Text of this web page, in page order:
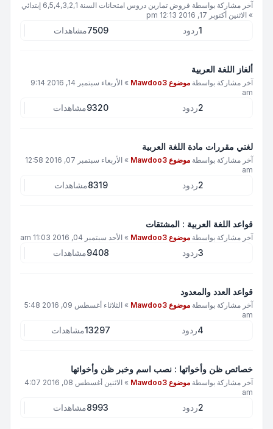
آخر مشاركة بواسطة فروض تمارين دروس امتحانات السنة 6,5,4,3,2,1 إبتدائي
» الاثنين أكتوبر 17, 2016 12:13 pm
1ردود 7509مشاهدات
ألغاز اللغة العربية
آخر مشاركة بواسطة موضوع Mawdoo3 »
الأربعاء سبتمبر 14, 2016 9:14
am
2ردود 9320مشاهدات
لغتي مقررات مادة اللغة العربية
آخر مشاركة بواسطة موضوع Mawdoo3 »
الأربعاء سبتمبر 07, 2016 12:58
am
2ردود 8319مشاهدات
قواعد اللغة العربية : المشتقات
آخر مشاركة بواسطة موضوع Mawdoo3 » الأحد سبتمبر 04, 2016 11:03 am
3ردود 9408مشاهدات
قواعد العدد والمعدود
آخر مشاركة بواسطة موضوع Mawdoo3 »
الثلاثاء أغسطس 09, 2016 5:48
am
4ردود 13297مشاهدات
خصائص ظن وأخواتها : نصب اسم وخبر ظن وأخواتها
آخر مشاركة بواسطة موضوع Mawdoo3 »
الاثنين أغسطس 08, 2016 4:07
am
2ردود 8993مشاهدات